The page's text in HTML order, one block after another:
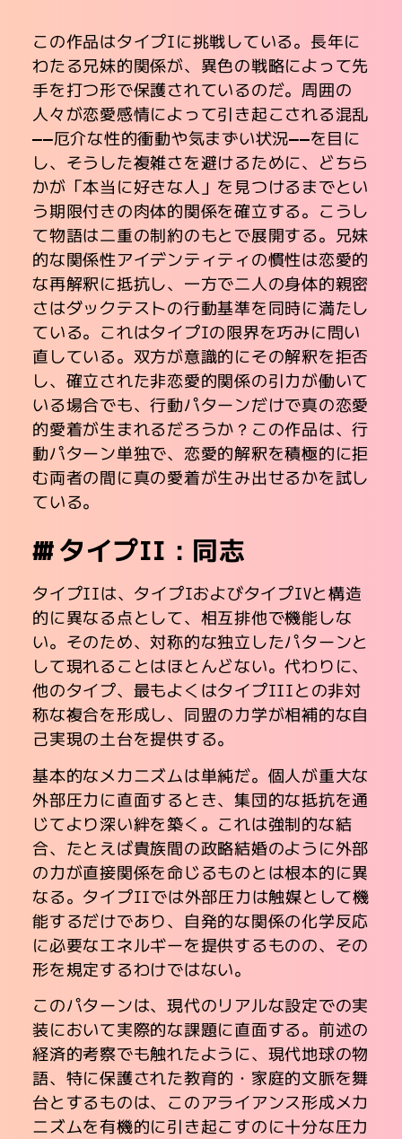
この作品はタイプIに挑戦している。長年に
わたる兄妹的関係が、異色の戦略によって先
手を打つ形で保護されているのだ。周囲の
人々が恋愛感情によって引き起こされる混乱
――厄介な性的衝動や気まずい状況――を目に
し、そうした複雑さを避けるために、どちら
かが「本当に好きな人」を見つけるまでとい
う期限付きの肉体的関係を確立する。こうし
て物語は二重の制約のもとで展開する。兄妹
的な関係性アイデンティティの慣性は恋愛的
な再解釈に抵抗し、一方で二人の身体的親密
さはダックテストの行動基準を同時に満たし
ている。これはタイプIの限界を巧みに問い
直している。双方が意識的にその解釈を拒否
し、確立された非恋愛的関係の引力が働いて
いる場合でも、行動パターンだけで真の恋愛
的愛着が生まれるだろうか？この作品は、行
動パターン単独で、恋愛的解釈を積極的に拒
む両者の間に真の愛着が生み出せるかを試し
ている。
タイプII：同志
タイプIIは、タイプIおよびタイプIVと構造
的に異なる点として、相互排他で機能しな
い。そのため、対称的な独立したパターンと
して現れることはほとんどない。代わりに、
他のタイプ、最もよくはタイプIIIとの非対
称な複合を形成し、同盟の力学が相補的な自
己実現の土台を提供する。
基本的なメカニズムは単純だ。個人が重大な
外部圧力に直面するとき、集団的な抵抗を通
じてより深い絆を築く。これは強制的な結
合、たとえば貴族間の政略結婚のように外部
の力が直接関係を命じるものとは根本的に異
なる。タイプIIでは外部圧力は触媒として機
能するだけであり、自発的な関係の化学反応
に必要なエネルギーを提供するものの、その
形を規定するわけではない。
このパターンは、現代のリアルな設定での実
装において実際的な課題に直面する。前述の
経済的考察でも触れたように、現代地球の物
語、特に保護された教育的・家庭的文脈を舞
台とするものは、このアライアンス形成メカ
ニズムを有機的に引き起こすのに十分な圧力